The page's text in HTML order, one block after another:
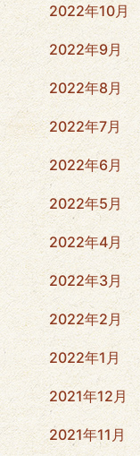
2022年10月
2022年9月
2022年8月
2022年7月
2022年6月
2022年5月
2022年4月
2022年3月
2022年2月
2022年1月
2021年12月
2021年11月